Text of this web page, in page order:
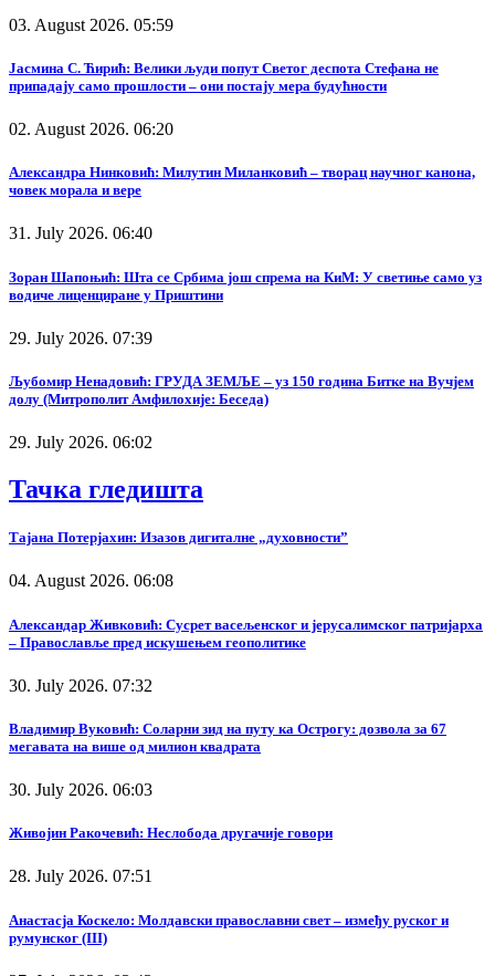
03. August 2026. 05:59
Јасмина С. Ћирић: Велики људи попут Светог деспота Стефана не
припадају само прошлости – они постају мера будућности
02. August 2026. 06:20
Александра Нинковић: Милутин Миланковић – творац научног канона,
човек морала и вере
31. July 2026. 06:40
Зоран Шапоњић: Шта се Србима још спрема на КиМ: У светиње само уз
водиче лиценциране у Приштини
29. July 2026. 07:39
Љубомир Ненадовић: ГРУДА ЗЕМЉЕ – уз 150 година Битке на Вучјем
долу (Митрополит Амфилохије: Беседа)
29. July 2026. 06:02
Тачка гледишта
Тајана Потерјахин: Изазов дигиталне „духовности”
04. August 2026. 06:08
Александар Живковић: Сусрет васељенског и јерусалимског патријарха
– Православље пред искушењем геополитике
30. July 2026. 07:32
Владимир Вуковић: Соларни зид на путу ка Острогу: дозвола за 67
мегавата на више од милион квадрата
30. July 2026. 06:03
Живојин Ракочевић: Неслобода другачије говори
28. July 2026. 07:51
Анастасја Коскело: Молдавски православни свет – између руског и
румунског (III)